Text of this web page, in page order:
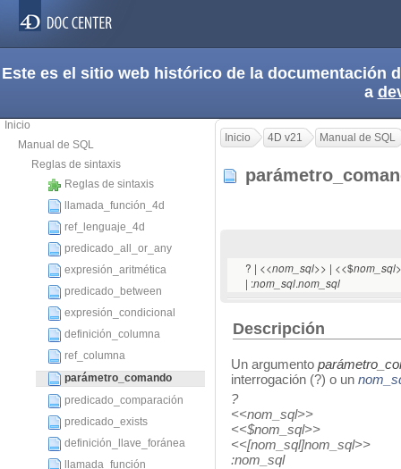
Este es el sitio web histórico de la documentación
a
Inicio
Manual de SQL
Reglas de sintaxis
Reglas de sintaxis
llamada_función_4d
ref_lenguaje_4d
predicado_all_or_any
expresión_aritmética
predicado_between
expresión_condicional
definición_columna
ref_columna
parámetro_comando
predicado_comparación
predicado_exists
definición_llave_foránea
llamada_función
Inicio 4D v21 Manual de SQL
? | <<nom_sql>> | <<$nom_sql
| :nom_sql.nom_sql
Descripción
Un argumento
interrogación (?) o un
?
<<nom_sql>>
<<$nom_sql>>
<<[nom_sql]nom_sql>>
:nom_sql